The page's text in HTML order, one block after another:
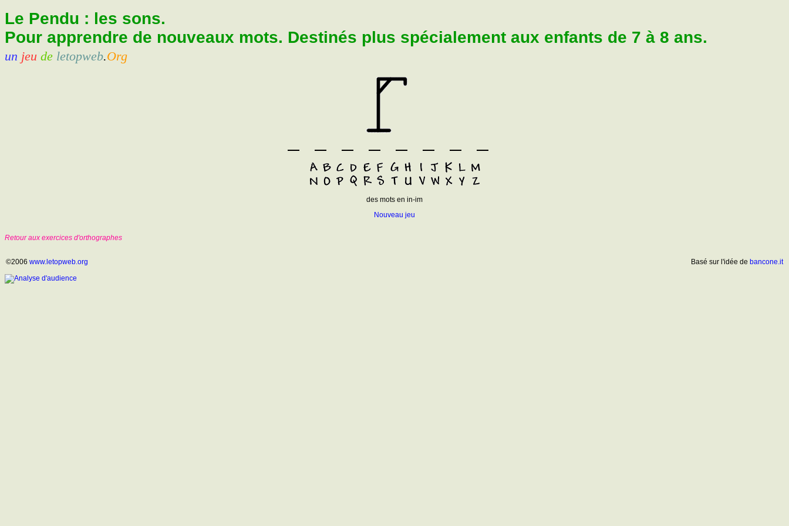
Le Pendu : les sons.
Pour apprendre de nouveaux mots. Destinés plus spécialement aux enfants de 7 à 8 ans.
un jeu de letopweb.Org
des mots en in-im
Nouveau jeu
Retour aux exercices d'orthographes
©2006 www.letopweb.org Basé sur l'idée de bancone.it